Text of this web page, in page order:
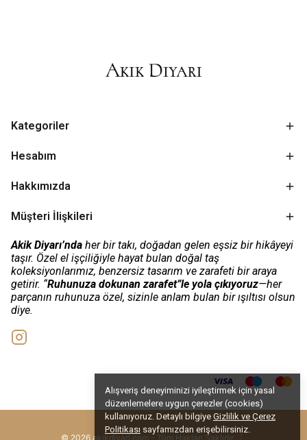
Alışveriş deneyiminizi iyileştirmek için yasal
düzenlemelere uygun çerezler (cookies)
kullanıyoruz. Detaylı bilgiye Gizlilik ve Çerez
Politikası sayfamızdan erişebilirsiniz.
Kategoriler
Hesabım
Hakkımızda
Müşteri İlişkileri
Akik Diyarı’nda her bir takı, doğadan gelen eşsiz bir hikâyeyi
taşır. Özel el işçiliğiyle hayat bulan doğal taş
koleksiyonlarımız, benzersiz tasarım ve zarafeti bir araya
getirir. “Ruhunuza dokunan zarafet”le yola çıkıyoruz—her
parçanın ruhunuza özel, sizinle anlam bulan bir ışıltısı olsun
diye.
© 2026 akikdiyari.com – Tüm Hakları Saklıdır